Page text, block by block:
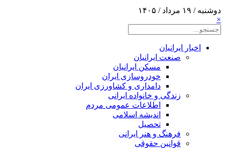
دوشنبه / ۱۹ مرداد / ۱۴۰۵
×
اخبار ایرانیان
صنعت ایرانیان
مسکن ایرانیان
خودروسازی ایران
دامداری و کشاورزی ایران
زندگی و خانواده ایرانی
اطلاعات عمومی مردم
اندیشه اسلامی
تحصیل
فرهنگ و هنر ایرانی
قوانین حقوقی